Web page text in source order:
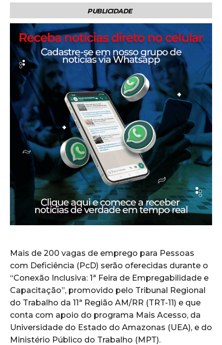
PUBLICIDADE
Mais de 200 vagas de emprego para Pessoas
com Deficiência (PcD) serão oferecidas durante o
“Conexão Inclusiva: 1ª Feira de Empregabilidade e
Capacitação”, promovido pelo Tribunal Regional
do Trabalho da 11ª Região AM/RR (TRT-11) e que
conta com apoio do programa Mais Acesso, da
Universidade do Estado do Amazonas (UEA), e do
Ministério Público do Trabalho (MPT).